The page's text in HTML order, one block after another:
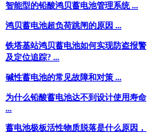
智能型的铅酸鸿贝蓄电池管理系统 ...
鸿贝蓄电池超负荷跳闸的原因 ...
铁塔基站鸿贝蓄电池如何实现防盗报警
及定位追踪? ...
碱性蓄电池的常见故障和对策 ...
为什么铅酸蓄电池达不到设计使用寿命
...
蓄电池极板活性物质脱落是什么原因，